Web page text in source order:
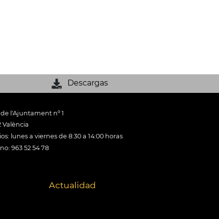
Descargas
l'Ajuntament nº 1
València
lunes a viernes de 8:30 a 14:00 horas
963 52 54 78
Actualidad